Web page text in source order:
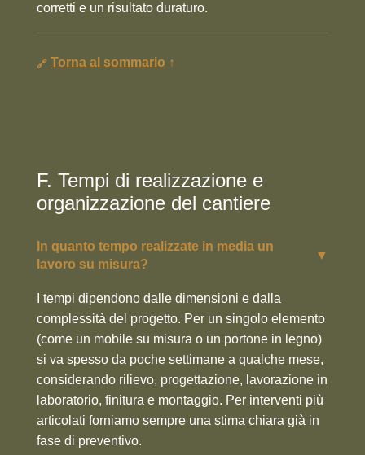
corretti e un risultato duraturo.
Torna al sommario ↑
F. Tempi di realizzazione e
organizzazione del cantiere
In quanto tempo realizzate in media un
lavoro su misura?
▼
I tempi dipendono dalle dimensioni e dalla
complessità del progetto. Per un singolo elemento
(come un mobile su misura o un portone in legno)
si va spesso da poche settimane a qualche mese,
considerando rilievo, progettazione, lavorazione in
laboratorio, finitura e montaggio. Per interventi più
articolati forniamo sempre una stima chiara già in
fase di preventivo.